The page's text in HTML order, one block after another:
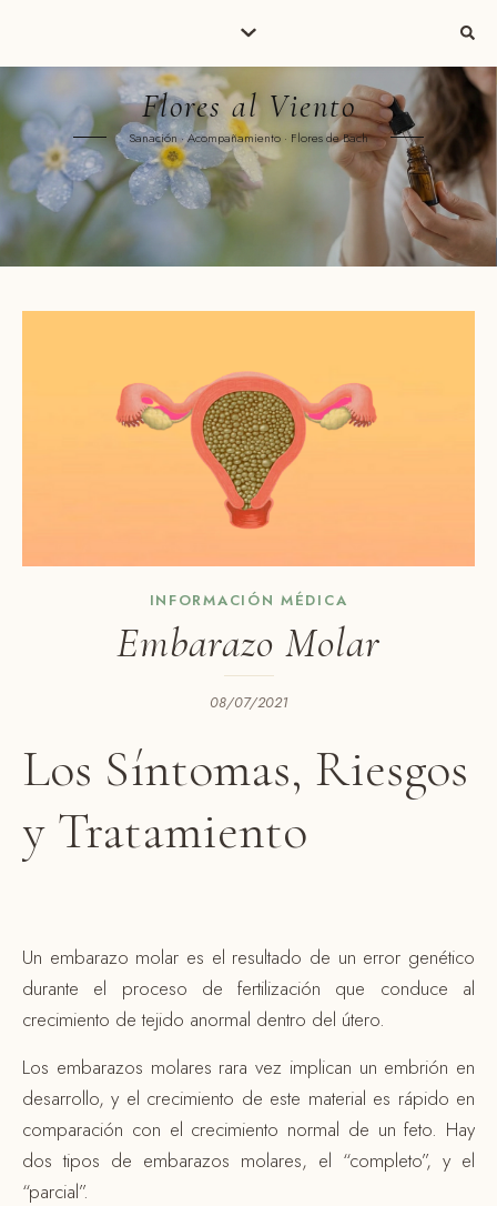
Flores al Viento
Sanación · Acompañamiento · Flores de Bach
INFORMACIÓN MÉDICA
Embarazo Molar
08/07/2021
Los Síntomas, Riesgos
y Tratamiento
Un embarazo molar es el resultado de un error genético
durante el proceso de fertilización que conduce al
crecimiento de tejido anormal dentro del útero.
Los embarazos molares rara vez implican un embrión en
desarrollo, y el crecimiento de este material es rápido en
comparación con el crecimiento normal de un feto. Hay
dos tipos de embarazos molares, el “completo”, y el
“parcial”.